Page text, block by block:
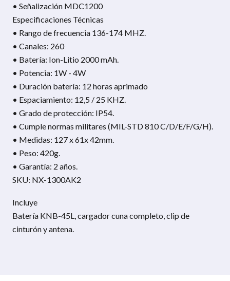
• Señalización MDC1200
Especificaciones Técnicas
• Rango de frecuencia 136-174 MHZ.
• Canales: 260
• Batería: Ion-Litio 2000 mAh.
• Potencia: 1W - 4W
• Duración batería: 12 horas aprimado
• Espaciamiento: 12,5 / 25 KHZ.
• Grado de protección: IP54.
• Cumple normas militares (MIL-STD 810 C/D/E/F/G/H).
• Medidas: 127 x 61x 42mm.
• Peso: 420g.
• Garantía: 2 años.
SKU: NX-1300AK2
Incluye
Batería KNB-45L, cargador cuna completo, clip de
cinturón y antena.